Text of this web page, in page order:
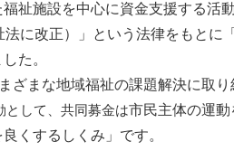
祉施設を中心に資金支援する活
に改正）」という法律をもとに
た。
まな地域福祉の課題解決に取り
として、共同募金は市民主体の運
くするしくみ」です。